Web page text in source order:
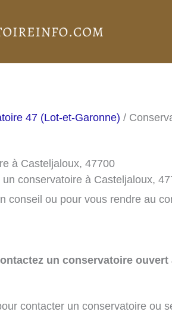
47 (Lot-et-Garonne) /
à Casteljaloux, 47700
conservatoire à Casteljaloux,
conseil ou pour vous rendre au
un conservatoire ouvert
contacter un conservatoire ou